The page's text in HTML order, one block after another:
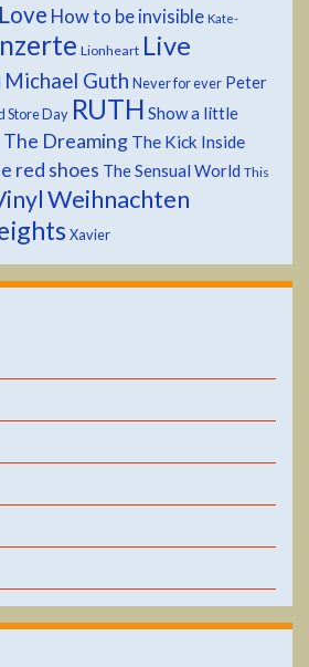
How to be invisible Kate-
Lionheart Live
Michael Guth Never for ever Peter
Store Day RUTH Show a little
The Dreaming The Kick Inside
red shoes The Sensual World This
Weihnachten
Xavier